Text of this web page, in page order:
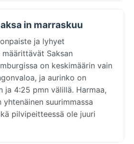
in marraskuu
ja lyhyet
Saksan
on keskimäärin vain
ja aurinko on
ja 4:25 pmn välillä. Harmaa,
suurimmassa
pilvipeitteessä ole juuri